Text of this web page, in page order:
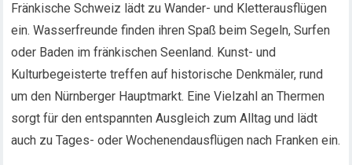
Fränkische Schweiz lädt zu Wander- und Kletterausflügen
ein. Wasserfreunde finden ihren Spaß beim Segeln, Surfen
oder Baden im fränkischen Seenland. Kunst- und
Kulturbegeisterte treffen auf historische Denkmäler, rund
um den Nürnberger Hauptmarkt. Eine Vielzahl an Thermen
sorgt für den entspannten Ausgleich zum Alltag und lädt
auch zu Tages- oder Wochenendausflügen nach Franken ein.